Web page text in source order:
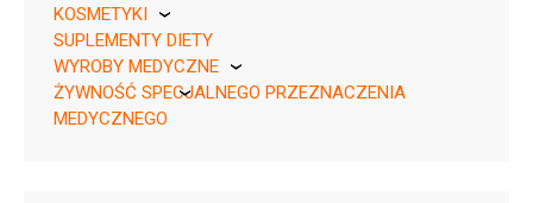
05909991528799 ¦ Rp ¦ 152708
20 tabl.
05909991528805 ¦ Rp ¦ 152709
50 tabl.
KOSMETYKI
Pierre Fabre
SUPLEMENTY DIETY
WYROBY MEDYCZNE
KikGel
ŻYWNOŚĆ SPECJALNEGO PRZEZNACZENIA
MEDYCZNEGO